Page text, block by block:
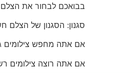
בבואכם לבחור את הצלם
סגנון: הסגנון של הצלם
אם אתה מחפש צילומים
אם אתה רוצה צילומים